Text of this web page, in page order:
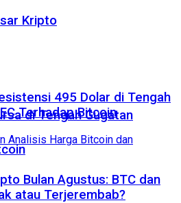
Kripto
di Tengah Gugatan
495 Dolar di Tengah
Terhadap Bitcoin
Bulan Agustus: BTC dan
atau Terjerembab?